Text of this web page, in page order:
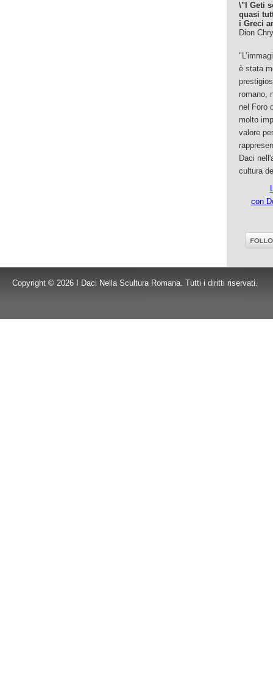
\"I Geti
quasi
i Greci
Dion
è stata
romano,
nel Foro
molto
valore
Daci
cultura
con
Copyright © 2026 I Daci Nella Scultura Romana. Tutti i diritti riservati.